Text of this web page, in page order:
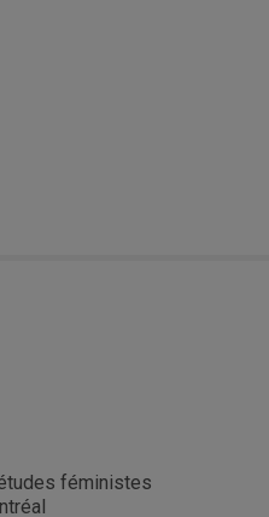
féministes